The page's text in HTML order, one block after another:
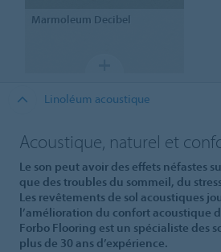
Marmoleum Decibel
Linoléum acoustique
Acoustique, naturel et
Le son peut avoir des effets néfastes
que des troubles du sommeil, du
Les revêtements de sol acoustiques
l’amélioration du confort acoustique
Forbo Flooring est un spécialiste des
plus de 30 ans d’expérience.